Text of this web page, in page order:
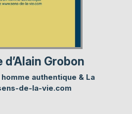
Grobon
homme authentique & La
de-la-vie.com